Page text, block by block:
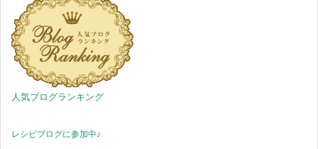
人気ブログランキング
レシピブログに参加中♪